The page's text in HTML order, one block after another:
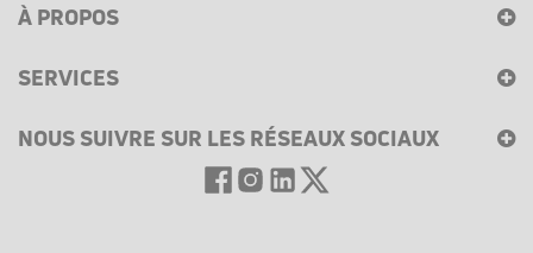
À PROPOS
SERVICES
NOUS SUIVRE SUR LES RÉSEAUX SOCIAUX